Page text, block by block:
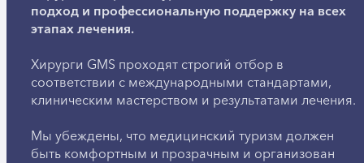
подход и профессиональную поддержку на всех
этапах лечения.
Хирурги GMS проходят строгий отбор в
соответствии с международными стандартами,
клиническим мастерством и результатами лечения.
Мы убеждены, что медицинский туризм должен
быть комфортным и прозрачным и организован